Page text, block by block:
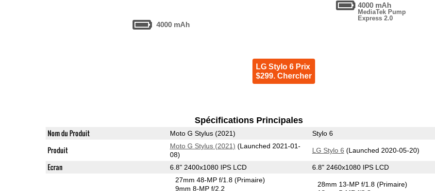
4000 mAh
4000 mAh
MediaTek Pump
Express 2.0
LG Stylo 6 Prix
$299. Chercher
Spécifications Principales
Nom du Produit Moto G Stylus (2021) Stylo 6
Produit Moto G Stylus (2021) (Launched 2021-01-
08)
LG Stylo 6 (Launched 2020-05-20)
Ecran 6.8" 2400x1080 IPS LCD 6.8" 2460x1080 IPS LCD
27mm 48-MP f/1.8(Primaire)
9mm 8-MP f/2.2
28mm 13-MP f/1.8(Primaire)